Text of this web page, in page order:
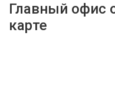
Главный офис
карте